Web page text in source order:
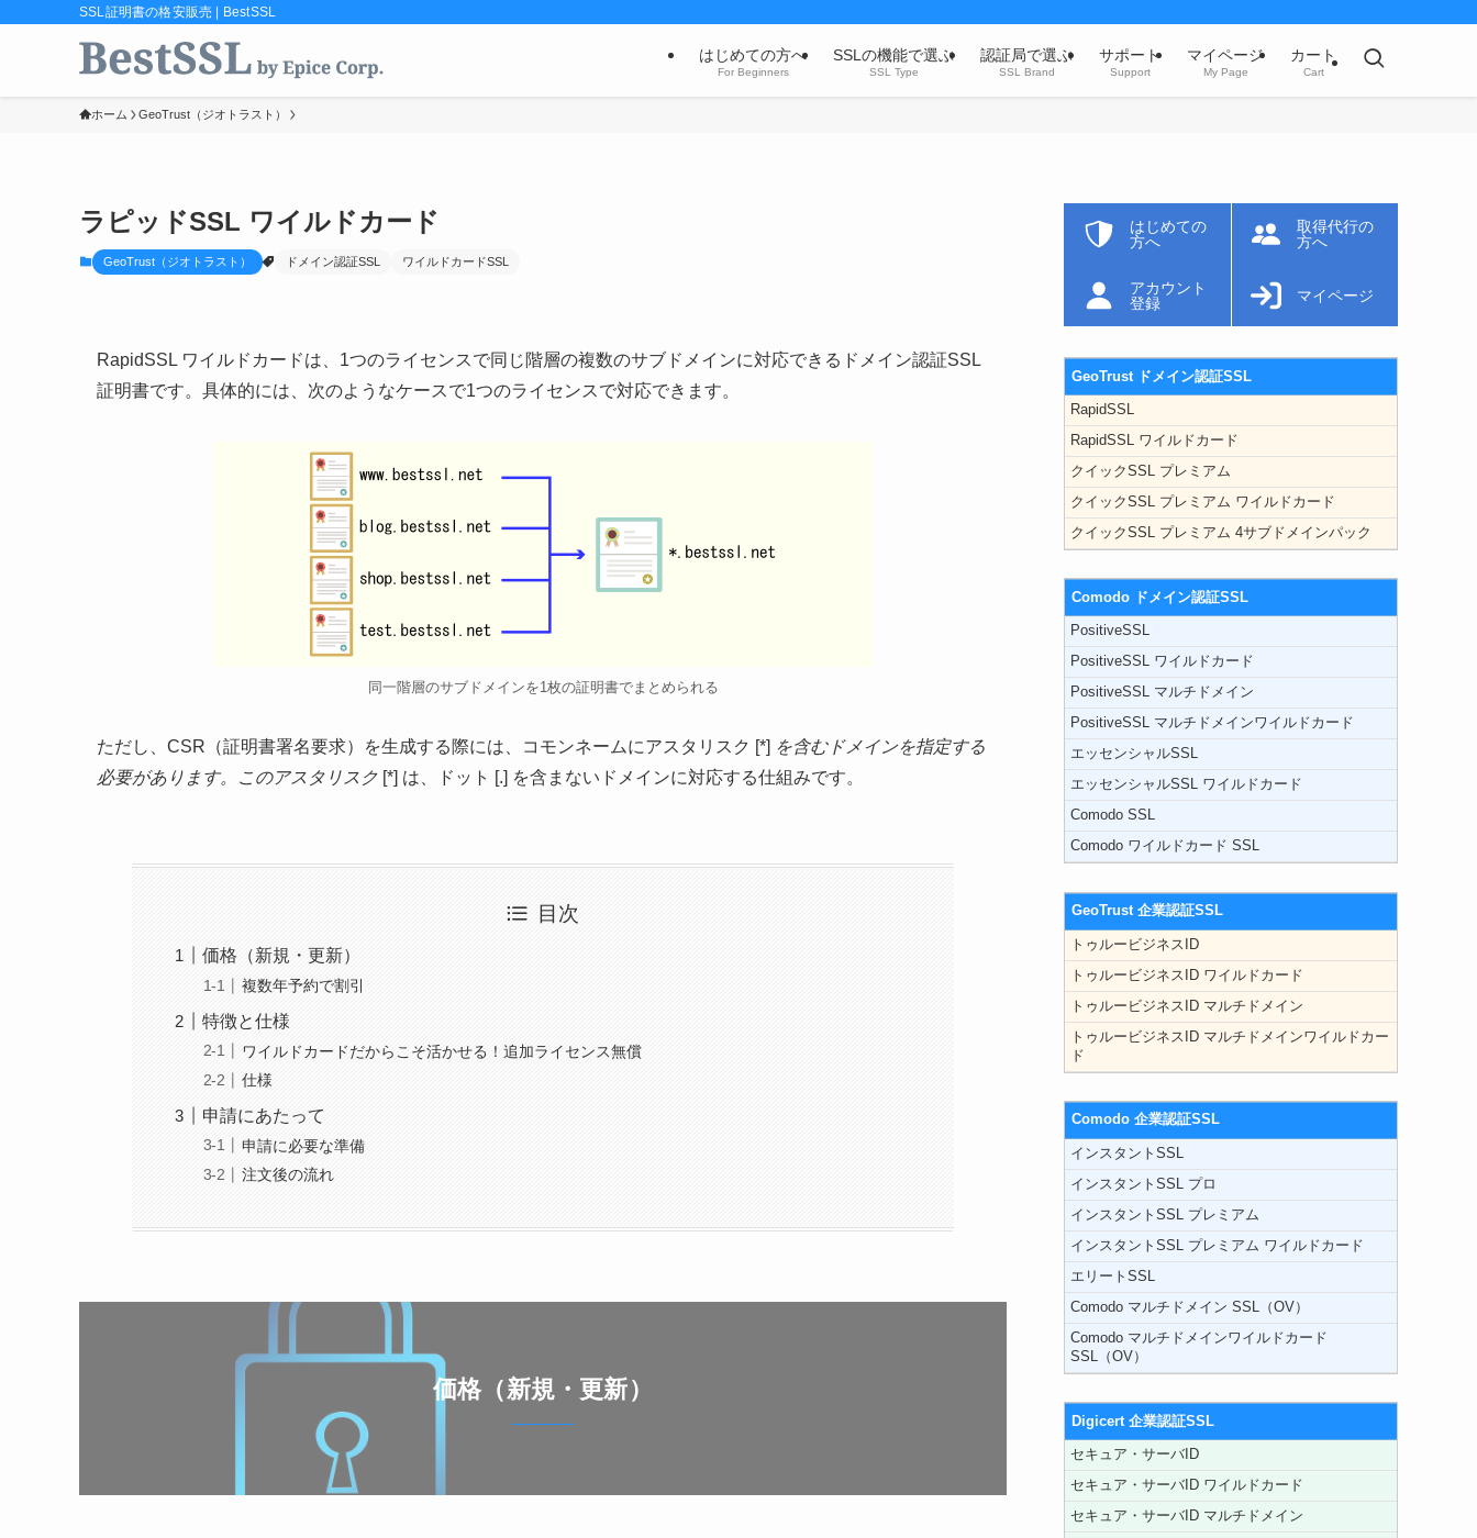
SSL証明書の格安販売 | BestSSL
はじめての方へ
For Beginners
SSLの機能で選ぶ
SSL Type
認証局で選ぶ
SSL Brand
サポート
Support
マイページ
My Page
カート
Cart
ホーム GeoTrust（ジオトラスト）
ラピッドSSL ワイルドカード
GeoTrust（ジオトラスト） ドメイン認証SSL ワイルドカードSSL
RapidSSL ワイルドカードは、1つのライセンスで同じ階層の複数のサブドメインに対応できるドメイン認証SSL
証明書です。具体的には、次のようなケースで1つのライセンスで対応できます。
同一階層のサブドメインを1枚の証明書でまとめられる
ただし、CSR（証明書署名要求）を生成する際には、コモンネームにアスタリスク [*] を含むドメインを指定する
必要があります。このアスタリスク [*] は、ドット [.] を含まないドメインに対応する仕組みです。
目次
価格（新規・更新）
複数年予約で割引
特徴と仕様
ワイルドカードだからこそ活かせる！追加ライセンス無償
仕様
申請にあたって
申請に必要な準備
注文後の流れ
価格（新規・更新）
はじめての
方へ
取得代行の
方へ
アカウント
登録
マイページ
GeoTrust ドメイン認証SSL
RapidSSL
RapidSSL ワイルドカード
クイックSSL プレミアム
クイックSSL プレミアム ワイルドカード
クイックSSL プレミアム 4サブドメインパック
Comodo ドメイン認証SSL
PositiveSSL
PositiveSSL ワイルドカード
PositiveSSL マルチドメイン
PositiveSSL マルチドメインワイルドカード
エッセンシャルSSL
エッセンシャルSSL ワイルドカード
Comodo SSL
Comodo ワイルドカード SSL
GeoTrust 企業認証SSL
トゥルービジネスID
トゥルービジネスID ワイルドカード
トゥルービジネスID マルチドメイン
トゥルービジネスID マルチドメインワイルドカー
ド
Comodo 企業認証SSL
インスタントSSL
インスタントSSL プロ
インスタントSSL プレミアム
インスタントSSL プレミアム ワイルドカード
エリートSSL
Comodo マルチドメイン SSL（OV）
Comodo マルチドメインワイルドカード
SSL（OV）
Digicert 企業認証SSL
セキュア・サーバID
セキュア・サーバID ワイルドカード
セキュア・サーバID マルチドメイン